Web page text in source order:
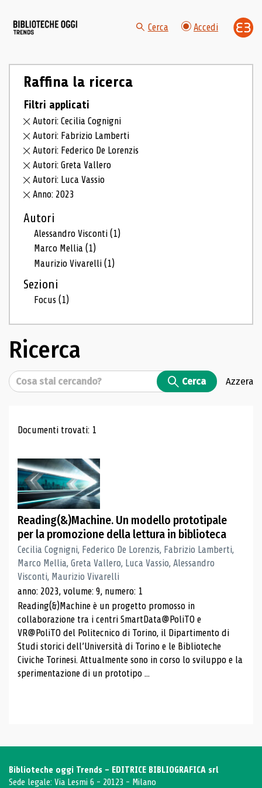
Cerca Accedi
Raffina la ricerca
Filtri applicati
Autori: Cecilia Cognigni
Autori: Fabrizio Lamberti
Autori: Federico De Lorenzis
Autori: Greta Vallero
Autori: Luca Vassio
Anno: 2023
Autori
Alessandro Visconti(1)
Marco Mellia(1)
Maurizio Vivarelli(1)
Sezioni
Focus(1)
Ricerca
Cerca Cerca Azzera
Risultati di ricerca
Documenti trovati: 1
Reading(&)Machine. Un modello prototipale
per la promozione della lettura in biblioteca
Cecilia Cognigni, Federico De Lorenzis, Fabrizio Lamberti,
Marco Mellia, Greta Vallero, Luca Vassio, Alessandro
Visconti, Maurizio Vivarelli
anno: 2023, volume: 9, numero: 1
Reading(&)Machine è un progetto promosso in
collaborazione tra i centri SmartData@PoliTO e
VR@PoliTO del Politecnico di Torino, il Dipartimento di
Studi storici dell’Università di Torino e le Biblioteche
Civiche Torinesi. Attualmente sono in corso lo sviluppo e la
sperimentazione di un prototipo ...
Biblioteche oggi Trends - EDITRICE BIBLIOGRAFICA srl
Sede legale: Via Lesmi 6 - 20123 - Milano